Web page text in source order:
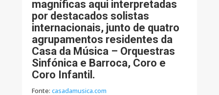
magníficas aqui interpretadas
por destacados solistas
internacionais, junto de quatro
agrupamentos residentes da
Casa da Música – Orquestras
Sinfónica e Barroca, Coro e
Coro Infantil.
Fonte: casadamusica.com